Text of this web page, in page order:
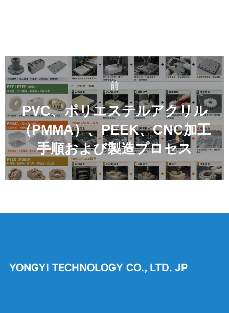
投
稿
ナ
ビ
ゲ
ー
シ
ョ
ン
前
前
PVC、ポリエステルアクリル
（PMMA）、PEEK、CNC加工
手順および製造プロセス
YONGYI TECHNOLOGY CO., LTD. JP